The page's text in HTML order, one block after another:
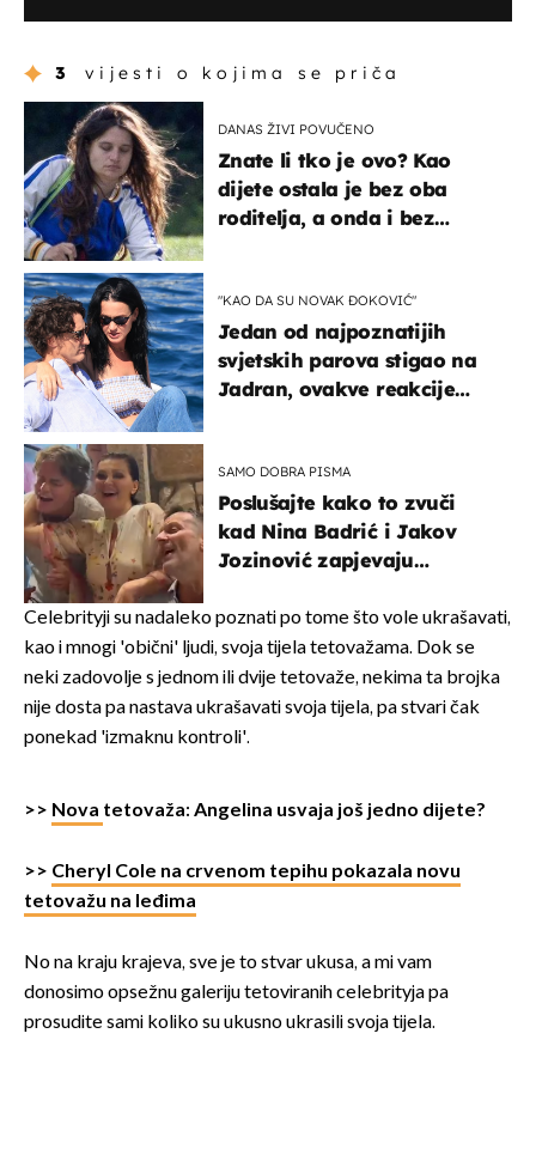
3 vijesti o kojima se priča
DANAS ŽIVI POVUČENO
Znate li tko je ovo? Kao
dijete ostala je bez oba
roditelja, a onda i bez
"KAO DA SU NOVAK ĐOKOVIĆ"
Jedan od najpoznatijih
svjetskih parova stigao na
Jadran, ovakve reakcije
SAMO DOBRA PISMA
Poslušajte kako to zvuči
kad Nina Badrić i Jakov
Jozinović zapjevaju
Celebrityji su nadaleko poznati po tome što vole ukrašavati,
kao i mnogi 'obični' ljudi, svoja tijela tetovažama. Dok se
neki zadovolje s jednom ili dvije tetovaže, nekima ta brojka
nije dosta pa nastava ukrašavati svoja tijela, pa stvari čak
ponekad 'izmaknu kontroli'.
>> Nova tetovaža: Angelina usvaja još jedno dijete?
>> Cheryl Cole na crvenom tepihu pokazala novu
tetovažu na leđima
No na kraju krajeva, sve je to stvar ukusa, a mi vam
donosimo opsežnu galeriju tetoviranih celebrityja pa
prosudite sami koliko su ukusno ukrasili svoja tijela.